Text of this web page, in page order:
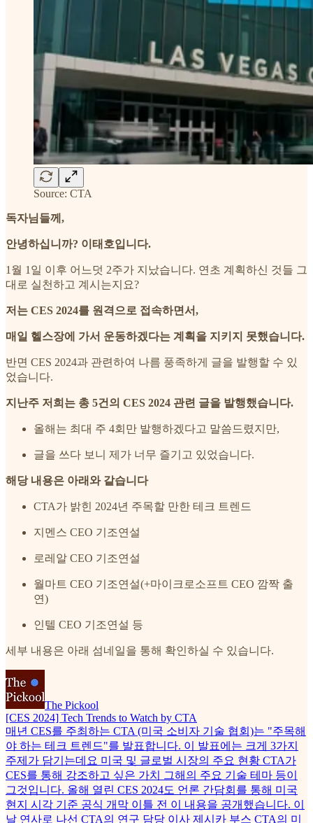
Source: CTA
독자님들께,
안녕하십니까? 이태호입니다.
1월 1일 이후 어느덧 2주가 지났습니다. 연초 계획하신 것들 그
대로 실천하고 계시는지요?
저는 CES 2024를 원격으로 접속하면서,
매일 헬스장에 가서 운동하겠다는 계획을 지키지 못했습니다.
반면 CES 2024과 관련하여 나름 풍족하게 글을 발행할 수 있
었습니다.
지난주 저희는 총 5건의 CES 2024 관련 글을 발행했습니다.
올해는 최대 주 4회만 발행하겠다고 말씀드렸지만,
글을 쓰다 보니 제가 너무 즐기고 있었습니다.
해당 내용은 아래와 같습니다
CTA가 밝힌 2024년 주목할 만한 테크 트렌드
지멘스 CEO 기조연설
로레알 CEO 기조연설
월마트 CEO 기조연설(+마이크로소프트 CEO 깜짝 출
연)
인텔 CEO 기조연설 등
세부 내용은 아래 섬네일을 통해 확인하실 수 있습니다.
The Pickool
[CES 2024] Tech Trends to Watch by CTA
매년 CES를 주최하는 CTA (미국 소비자 기술 협회)는 "주목해
야 하는 테크 트렌드"를 발표합니다. 이 발표에는 크게 3가지
주제가 담기는데요 미국 및 글로벌 시장의 주요 현황 CTA가
CES를 통해 강조하고 싶은 가치 그해의 주요 기술 테마 등이
그것입니다. 올해 열린 CES 2024도 언론 간담회를 통해 미국
현지 시각 기준 공식 개막 이틀 전 이 내용을 공개했습니다. 이
날 연사로 나선 CTA의 연구 담당 이사 제시카 부스 CTA의 미